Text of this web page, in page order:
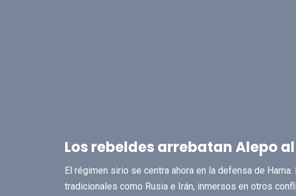
Los rebeldes arrebatan Alepo
El régimen sirio se centra ahora en la defensa de
tradicionales como Rusia e Irán, inmersos en otros